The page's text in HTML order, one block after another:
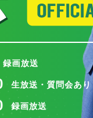
録画放送
生放送・質問会あり
録画放送